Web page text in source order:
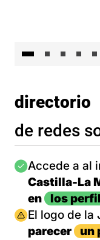
directorio
de redes
Imagen
Accede a al
Castilla-La
en
los
Imagen
El logo de la
parecer
un